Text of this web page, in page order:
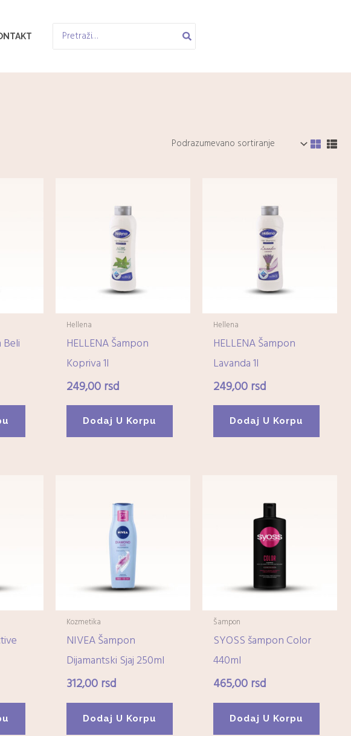
Search
Beli
Hellena
HELLENA Šampon
Kopriva 1l
249,00rsd
Dodaj U Korpu
Hellena
HELLENA Šampon
Lavanda 1l
249,00rsd
Dodaj U Korpu
Kozmetika
NIVEA Šampon
Dijamantski Sjaj 250ml
312,00rsd
Dodaj U Korpu
Šampon
SYOSS šampon Color
440ml
465,00rsd
Dodaj U Korpu